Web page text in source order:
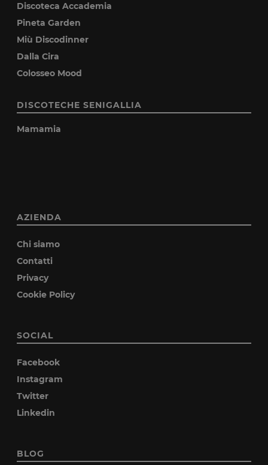
Discoteca Accademia
Pineta Garden
Miù Discodinner
Dalla Cira
Colosseo Mood
DISCOTECHE SENIGALLIA
Mamamia
AZIENDA
Chi siamo
Contatti
Privacy
Cookie Policy
SOCIAL
Facebook
Instagram
Twitter
Linkedin
BLOG